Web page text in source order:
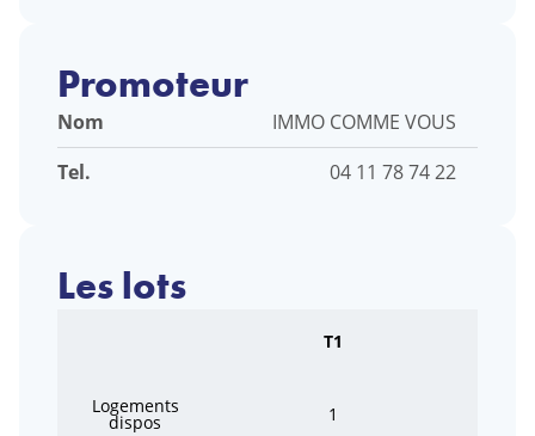
Promoteur
Nom
IMMO COMME VOUS
Tel.
04 11 78 74 22
Les lots
T1
Logements
dispos 1